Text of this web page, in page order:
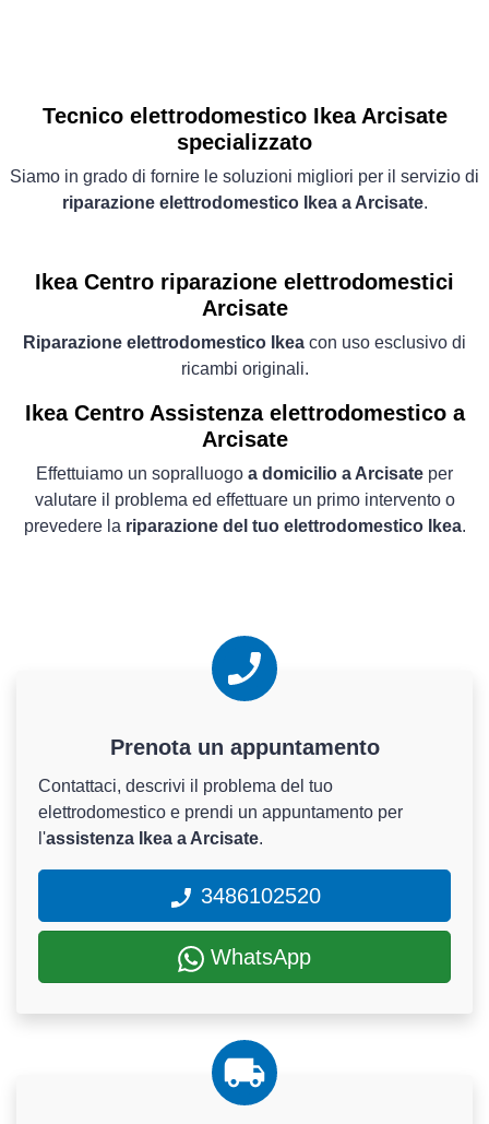
Tecnico elettrodomestico Ikea Arcisate
specializzato
Siamo in grado di fornire le soluzioni migliori per il servizio di
riparazione elettrodomestico Ikea a Arcisate.
Ikea Centro riparazione elettrodomestici
Arcisate
Riparazione elettrodomestico Ikea con uso esclusivo di
ricambi originali.
Ikea Centro Assistenza elettrodomestico a
Arcisate
Effettuiamo un sopralluogo a domicilio a Arcisate per
valutare il problema ed effettuare un primo intervento o
prevedere la riparazione del tuo elettrodomestico Ikea.
Prenota un appuntamento
Contattaci, descrivi il problema del tuo
elettrodomestico e prendi un appuntamento per
l'assistenza Ikea a Arcisate.
3486102520
WhatsApp